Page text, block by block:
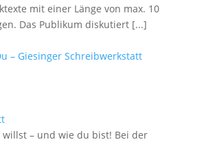
mit einer Länge von max. 10
Das Publikum diskutiert [...]
– Giesinger Schreibwerkstatt
willst – und wie du bist! Bei der